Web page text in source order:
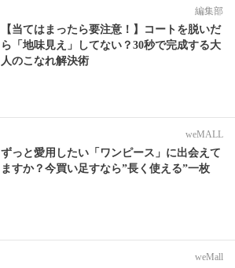
編集部
【当てはまったら要注意！】コートを脱いだ
ら「地味見え」してない？30秒で完成する大
人のこなれ解決術
weMALL
ずっと愛用したい「ワンピース」に出会えて
ますか？今買い足すなら”長く使える”一枚
weMall